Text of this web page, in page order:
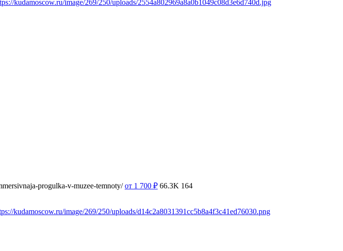
kudamoscow.ru/image/269/250/uploads/2554a802969a8a0b1049c08d3e6d740d.jpg
progulka-v-muzee-temnoty/ от 1 700 ₽ 66.3K 164
kudamoscow.ru/image/269/250/uploads/d14c2a8031391cc5b8a4f3c41ed76030.png